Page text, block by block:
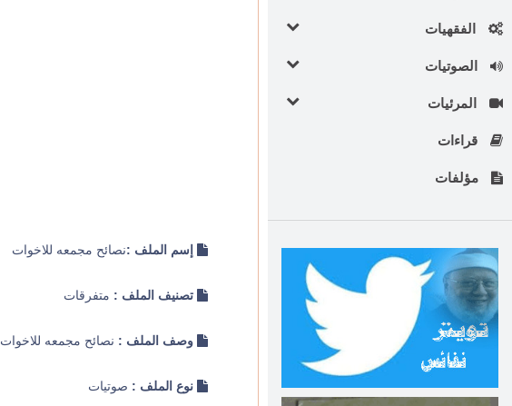
الفقهيات
الصوتيات
المرئيات
قراءات
مؤلفات
إسم الملف :نصائح مجمعه للاخوات
تصنيف الملف : متفرقات
وصف الملف : نصائح مجمعه للاخوات
نوع الملف : صوتيات